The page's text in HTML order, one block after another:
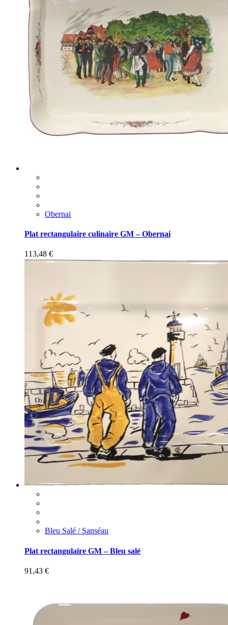
Obernai
Plat rectangulaire culinaire GM – Obernai
113,48 €
Bleu Salé / Sanséau
Plat rectangulaire GM – Bleu salé
91,43 €